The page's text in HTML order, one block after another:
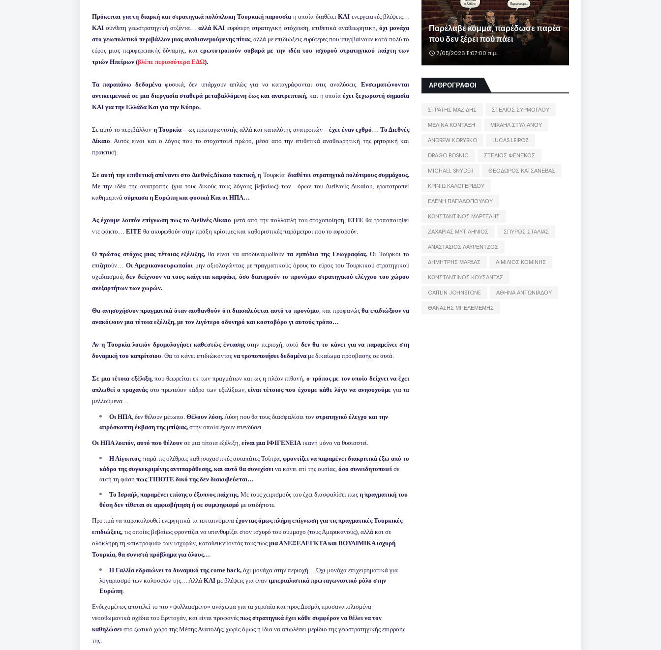
Πρόκειται για τη διαρκή και στρατηγικά πολύπλοκη Τουρκική παρουσία η οποία διαθέτει ΚΑΙ ενεργειακές βλέψεις…
ΚΑΙ σύνθετη γεωστρατηγική ατζέντα…αλλά ΚΑΙ ευρύτερη στρατηγική στόχευση, επιθετικά αναθεωρητική, όχι μονάχα
στο γεωπολιτικό περιβάλλον μιας αναδιανεμούμενης πίτας, αλλά με επιδιώξεις ευρύτερες που υπερβαίνουν κατά πολύ το
εύρος μιας περιφερειακής δύναμης, καιερωτοτροπούν σοβαρά με την ιδέα του ισχυρού στρατηγικού παίχτη των
τριών Ηπείρων (βλέπε περισσότερα ΕΔΩ).
Τα παραπάνω δεδομέναφυσικά, δεν υπάρχουν απλώς για να καταγράφονται στις αναλύσεις.Ενσωματώνονται
αντικειμενικά σε μια διεργασία σταθερά μεταβαλλόμενη έως και ανατρεπτική,και η οποίαέχει ξεχωριστή σημασία
ΚΑΙ για την Ελλάδα Και για την Κύπρο.
Σε αυτό το περιβάλλον η Τουρκία– ως πρωταγωνιστής αλλά και καταλύτης ανατροπών –έχει έναν εχθρό… Το Διεθνές
Δίκαιο. Αυτός είναι και ο λόγος που το στοχοποιεί πρώτο, μέσα από την επιθετικά αναθεωρητική της ρητορική και
πρακτική.
Σε αυτή την επιθετική απέναντι στο Διεθνές Δίκαιο τακτική, η Τουρκία διαθέτει στρατηγικά πολύτιμους συμμάχους.
Με την ιδέα της ανατροπής (για τους δικούς τους λόγους βεβαίως) των
όρων του Διεθνούς Δικαίου, ερωτοτροπεί
καθημερινά σύμπασα η Ευρώπη και φυσικά Και οι ΗΠΑ…
Ας έχουμε λοιπόν επίγνωση πως το Διεθνές Δίκαιο μετά από την πολλαπλή του στοχοποίηση, ΕΙΤΕ θα τροποποιηθεί
ντε φάκτο… ΕΙΤΕ θα ακυρωθούν στην πράξη κρίσιμες και καθοριστικές παράμετροι που το αφορούν.
Ο πρώτος στόχος μιας τέτοιας εξέλιξης, θα είναι να αποδυναμωθούντα εμπόδια της Γεωγραφίας.Οι Τούρκοι το
επιζητούν… Οι Αμερικανοευρωπαίοι μην αξιολογώντας με πραγματικούς όρους το εύρος του Τουρκικού στρατηγικού
σχεδιασμού,δεν δείχνουν να τους καίγεται καρφάκι, όσο διατηρούν το προνόμιο στρατηγικού ελέγχου του χώρου
ανεξαρτήτων των χωρών.
Θα ανησυχήσουν πραγματικά όταν αισθανθούν ότι διασαλεύεται αυτό το προνόμιο, και προφανώς θα επιδιώξουν να
ανακόψουν μια τέτοια εξέλιξη, με τον λιγότερο οδυνηρό και κοστοβόρο γι αυτούς τρόπο…
Αν η Τουρκία λοιπόν δρομολογήσει καθεστώς έντασηςστην περιοχή, αυτό δεν θα το κάνει για να παραμείνει στη
δυναμική του καπρίτσιου. Θα το κάνει επιδιώκοντας να τροποποιήσει δεδομένα με δικαίωμα πρόσβασης σε αυτά.
Σε μια τέτοια εξέλιξη, που θεωρείται εκ των πραγμάτων και ως η πλέον πιθανή,ο τρόπος με τον οποίο δείχνει να έχει
απλωθεί ο τραχανάς στο πρωτεύον κάδρο των εξελίξεων, είναι τέτοιος που έχουμε κάθε λόγο να ανησυχούμεγια τα
μελλούμενα…
Οι ΗΠΑ, δεν θέλουν μέτωπο. Θέλουν λύση.Λύση που θα τους διασφαλίσει τον στρατηγικό έλεγχο και την
απρόσκοπτη έκβαση της μπίζνας, στην οποία έχουν επενδύσει.
Οι ΗΠΑ λοιπόν, αυτό που θέλουν σε μια τέτοια εξέλιξη, είναι μια ΙΦΙΓΕΝΕΙΑικανή μόνο να θυσιαστεί.
Η Αίγυπτος, παρά τις ολέθριες καθησυχαστικές αυταπάτες Τσίπρα, φροντίζει να παραμένει διακριτικά έξω από το
κάδρο της συγκεκριμένης αντιπαράθεσης, και αυτό θα συνεχίσει να κάνει επί της ουσίας, όσο συνειδητοποιεί σε
αυτή τη φάση πως ΤΙΠΟΤΕ δικό της δεν διακυβεύεται…
Το Ισραήλ, παραμένει επίσης ο έξυπνος παίχτης. Με τους χειρισμούς του έχει διασφαλίσει πως η πραγματική του
θέση δεν τίθεται σε αμφισβήτηση ή σε συμψηφισμό με οτιδήποτε.
Προτιμά να παρακολουθεί ενεργητικά τα τεκταινόμενα έχοντας όμως πλήρη επίγνωση για τις πραγματικές Τουρκικές
επιδιώξεις, τις οποίες βεβαίως φροντίζει να υπενθυμίζει στον ισχυρό του σύμμαχο (τους Αμερικανούς), αλλά και σε
ολόκληρη τη «συντροφιά» των ισχυρών, καταδεικνύοντάς τους πως μια ΑΝΕΞΕΛΕΓΚΤΑ και ΒΟΥΛΙΜΙΚΑ ισχυρή
Τουρκία, θα συνιστά πρόβλημα για όλους…
Η Γαλλία εδραιώνει το δυναμικό τηςcome back, όχι μονάχα στην περιοχή… Όχι μονάχα επιχειρηματικά για
λογαριασμό των κολοσσών της… Αλλά ΚΑΙ με βλέψεις για έναν ιμπεριαλιστικά πρωταγωνιστικό ρόλο στην
Ευρώπη.
Ενδεχομένως αποτελεί το πιο «ψυλλιασμένο» ανάχωμα για τα χερσαία και προς Δυσμάς προσανατολισμένα
νεοοθωμανικά σχέδια του Ερντογάν, και είναι προφανές πως στρατηγικά έχει κάθε συμφέρον να θέλει να τον
καθηλώσει στο ζωτικό χώρο της Μέσης Ανατολής, χωρίς όμως η ίδια να απωλέσει μερίδιο της γεωστρατηγικής επιρροής
της.
Παρέλαβε κόμμα, παρέδωσε παρέα
που δεν ξέρει πού πάει
7/05/2026 11:07:00 π.μ.
ΑΡΘΡΟΓΡΑΦΟΙ
ΣΤΡΑΤΗΣ ΜΑΖΙΔΗΣ
ΣΤΕΛΙΟΣ ΣΥΡΜΟΓΛΟΥ
ΜΕΛΙΝΑ ΚΟΝΤΑΞΗ
ΜΙΧΑΗΛ ΣΤΥΛΙΑΝΟΥ
ANDREW KORYBKO
LUCAS LEIROZ
DRAGO BOSNIC
ΣΤΕΛΙΟΣ ΦΕΝΕΚΟΣ
MICHAEL SNYDER
ΘΕΟΔΩΡΟΣ ΚΑΤΣΑΝΕΒΑΣ
ΚΡΙΝΙΩ ΚΑΛΟΓΕΡΙΔΟΥ
ΕΛΕΝΗ ΠΑΠΑΔΟΠΟΥΛΟΥ
ΚΩΝΣΤΑΝΤΙΝΟΣ ΜΑΡΓΕΛΗΣ
ΖΑΧΑΡΙΑΣ ΜΥΤΙΛΗΝΙΟΣ
ΣΠΥΡΟΣ ΣΤΑΛΙΑΣ
ΑΝΑΣΤΑΣΙΟΣ ΛΑΥΡΕΝΤΖΟΣ
ΔΗΜΗΤΡΗΣ ΜΑΡΔΑΣ
ΑΙΜΙΛΙΟΣ ΚΟΜΙΝΗΣ
ΚΩΝΣΤΑΝΤΙΝΟΣ ΚΟΥΣΑΝΤΑΣ
CAITLIN JOHNSTONE
ΑΘΗΝΑ ΑΝΤΩΝΙΑΔΟΥ
ΘΑΝΑΣΗΣ ΜΠΕΛΕΜΕΜΗΣ